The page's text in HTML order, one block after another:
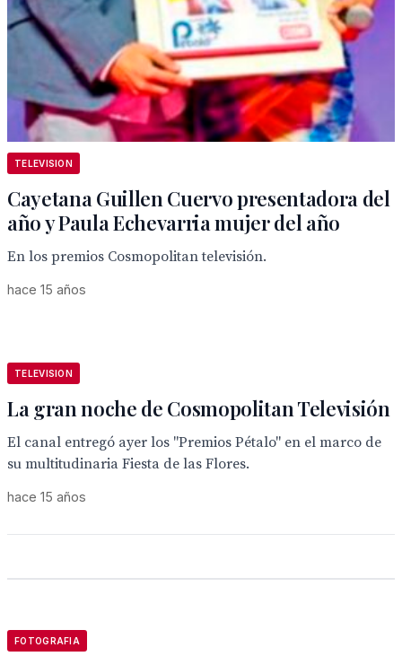
TELEVISION
Cayetana Guillen Cuervo presentadora del
año y Paula Echevarria mujer del año
En los premios Cosmopolitan televisión.
hace 15 años
TELEVISION
La gran noche de Cosmopolitan Televisión
El canal entregó ayer los "Premios Pétalo" en el marco de
su multitudinaria Fiesta de las Flores.
hace 15 años
FOTOGRAFIA